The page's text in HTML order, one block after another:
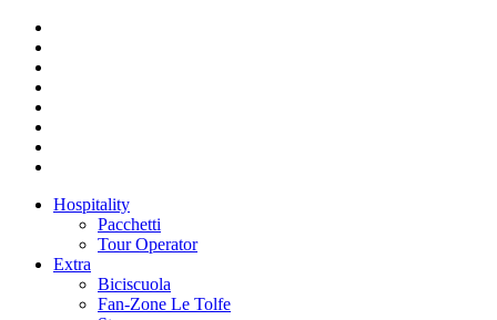
Hospitality
Pacchetti
Tour Operator
Extra
Biciscuola
Fan-Zone Le Tolfe